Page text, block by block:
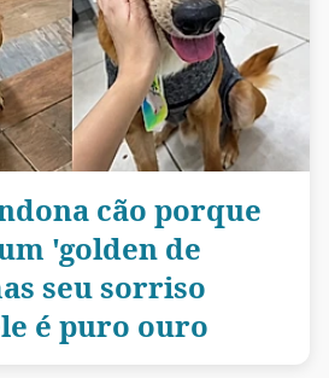
cão porque
'golden de
seu sorriso
é puro ouro